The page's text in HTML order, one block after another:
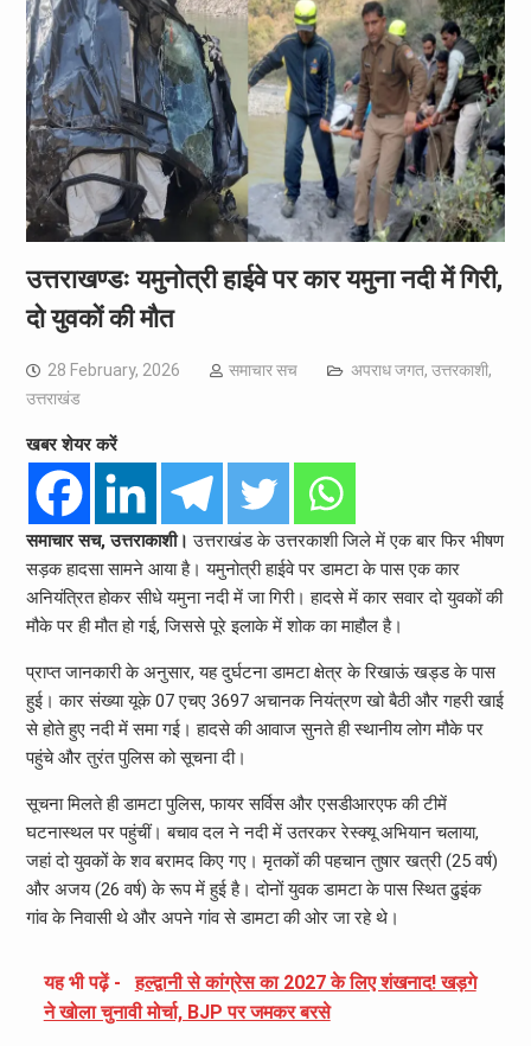
उत्तराखण्डः यमुनोत्री हाईवे पर कार यमुना नदी में गिरी,
दो युवकों की मौत
28 February, 2026 समाचार सच अपराध जगत, उत्तरकाशी,
उत्तराखंड
खबर शेयर करें
समाचार सच, उत्तराकाशी।उत्तराखंड के उत्तरकाशी जिले में एक बार फिर भीषण
सड़क हादसा सामने आया है। यमुनोत्री हाईवे पर डामटा के पास एक कार
अनियंत्रित होकर सीधे यमुना नदी में जा गिरी। हादसे में कार सवार दो युवकों की
मौके पर ही मौत हो गई, जिससे पूरे इलाके में शोक का माहौल है।
प्राप्त जानकारी के अनुसार, यह दुर्घटना डामटा क्षेत्र के रिखाऊं खड्ड के पास
हुई। कार संख्या यूके 07 एचए 3697 अचानक नियंत्रण खो बैठी और गहरी खाई
से होते हुए नदी में समा गई। हादसे की आवाज सुनते ही स्थानीय लोग मौके पर
पहुंचे और तुरंत पुलिस को सूचना दी।
सूचना मिलते ही डामटा पुलिस, फायर सर्विस और एसडीआरएफ की टीमें
घटनास्थल पर पहुंचीं। बचाव दल ने नदी में उतरकर रेस्क्यू अभियान चलाया,
जहां दो युवकों के शव बरामद किए गए। मृतकों की पहचान तुषार खत्री (25 वर्ष)
और अजय (26 वर्ष) के रूप में हुई है। दोनों युवक डामटा के पास स्थित ढुइंक
गांव के निवासी थे और अपने गांव से डामटा की ओर जा रहे थे।
यह भी पढ़ें -
हल्द्वानी से कांग्रेस का 2027 के लिए शंखनाद! खड़गे
ने खोला चुनावी मोर्चा, BJP पर जमकर बरसे